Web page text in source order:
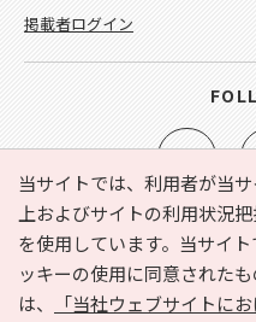
当サイトでは、利用者が当
上およびサイトの利用状況
を使用しています。当サイ
ッキーの使用に同意された
は、
「当社ウェブサイトに
e-NAVITA（イーナビタ）とは
利用規約
個人情報の取
掲載者ログイン